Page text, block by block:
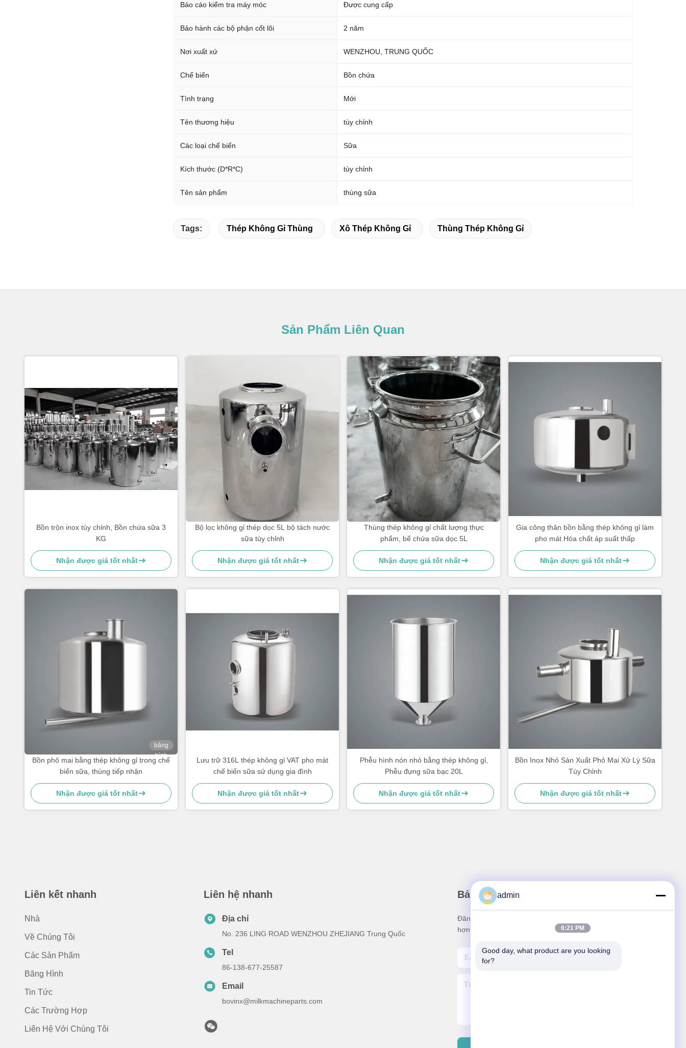
Báo cáo kiểm tra máy móc Được cung cấp
Bảo hành các bộ phận cốt lõi 2 năm
Nơi xuất xứ WENZHOU, TRUNG QUỐC
Chế biến Bồn chứa
Tình trạng Mới
Tên thương hiệu tùy chỉnh
Các loại chế biến Sữa
Kích thước (D*R*C) tùy chỉnh
Tên sản phẩm thùng sữa
Tags: Thép Không Gỉ Thùng Xô Thép Không Gỉ Thùng Thép Không Gỉ
Sản Phẩm Liên Quan
Bồn trộn inox tùy chỉnh, Bồn chứa sữa 3
KG
Nhận được giá tốt nhất
Bộ lọc không gỉ thép dọc 5L bộ tách nước
sữa tùy chỉnh
Nhận được giá tốt nhất
Thùng thép không gỉ chất lượng thực
phẩm, bể chứa sữa dọc 5L
Nhận được giá tốt nhất
Gia công thân bồn bằng thép không gỉ làm
pho mát Hóa chất áp suất thấp
Nhận được giá tốt nhất
băng
hình
Bồn phô mai bằng thép không gỉ trong chế
biến sữa, thùng tiếp nhận
Nhận được giá tốt nhất
Lưu trữ 316L thép không gỉ VAT pho mát
chế biến sữa sử dụng gia đình
Nhận được giá tốt nhất
Phễu hình nón nhỏ bằng thép không gỉ,
Phễu đựng sữa bạc 20L
Nhận được giá tốt nhất
Bồn Inox Nhỏ Sản Xuất Phô Mai Xử Lý Sữa
Tùy Chỉnh
Nhận được giá tốt nhất
Liên kết nhanh
Nhà
Về Chúng Tôi
Các Sản Phẩm
Băng Hình
Tin Tức
Các Trường Hợp
Liên Hệ Với Chúng Tôi
Liên hệ nhanh
Địa chỉ
No. 236 LING ROAD WENZHOU ZHEJIANG Trung Quốc
Tel
86-138-677-25587
Email
bovinx@milkmachineparts.com
Bản tin của chúng tôi
Đăng ký nhận bản tin của chúng tôi để được giảm giá và nhiều
hơn nữa.
admin
6:21 PM
Good day, what product are you looking
for?